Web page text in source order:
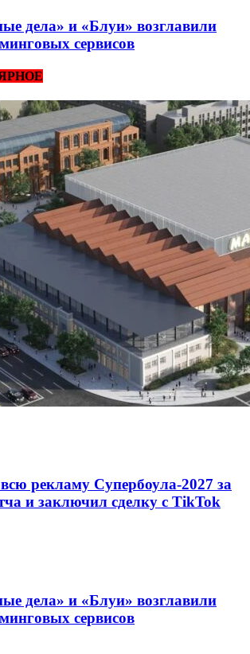
дела» и «Блуи» возглавили
сервисов
рекламу Супербоула-2027 за
и заключил сделку с TikTok
дела» и «Блуи» возглавили
сервисов